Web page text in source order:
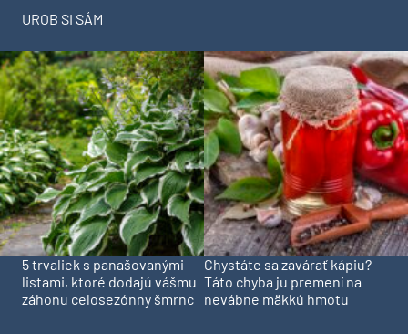
UROB SI SÁM
5 trvaliek s panašovanými
listami, ktoré dodajú vášmu
záhonu celosezónny šmrnc
Chystáte sa zavárať kápiu?
Táto chyba ju premení na
nevábne mäkkú hmotu